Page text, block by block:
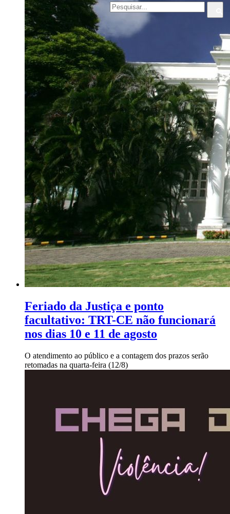
Feriado da Justiça e ponto
facultativo: TRT-CE não funcionará
nos dias 10 e 11 de agosto
O atendimento ao público e a contagem dos prazos serão
retomadas na quarta-feira (12/8)